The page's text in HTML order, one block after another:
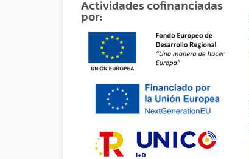
Actividades cofinanciadas
por: